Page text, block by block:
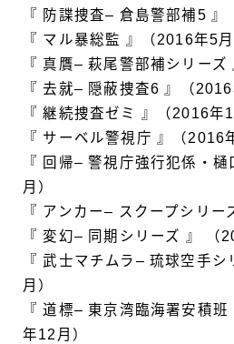
『 防諜捜査– 倉島警部補5 』
『 マル暴総監 』（2016年5月
『 真贋– 萩尾警部補シリーズ
『 去就– 隠蔽捜査6 』（2016
『 継続捜査ゼミ 』（2016年
『 サーベル警視庁 』（2016
『 回帰– 警視庁強行犯係・
月）
『 アンカー– スクープシリー
『 変幻– 同期シリーズ 』 （
『 武士マチムラ– 琉球空手
月）
『 道標– 東京湾臨海署安積
年12月）